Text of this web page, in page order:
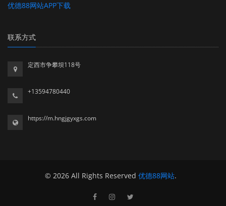
优德88网站APP下载
联系方式
定西市争攀坝118号
+13594780440
https://m.hngjgyxgs.com
© 2026 All Rights Reserved 优德88网站.